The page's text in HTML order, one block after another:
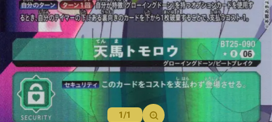
【BT-19】クロスエボリューション
【BT-18】エレメントサクセサー
【BT-17】シークレットクライシス
【BT-16】BEGINNING OBSERVER
1/1